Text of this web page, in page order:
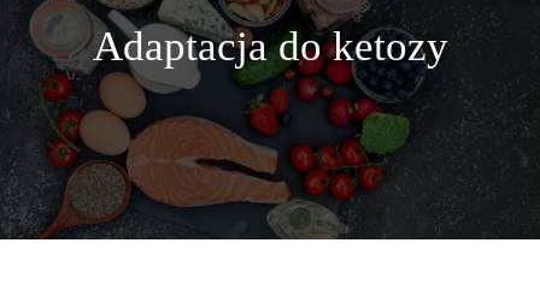
Adaptacja do ketozy